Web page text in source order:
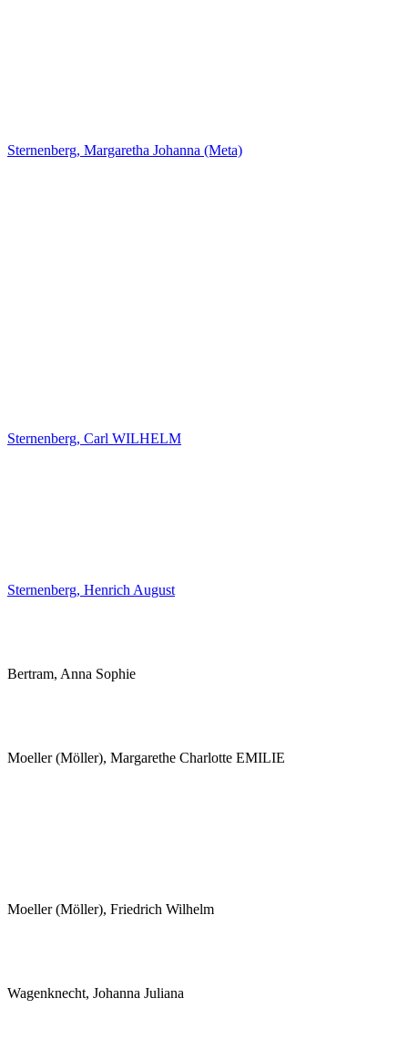
Sternenberg, Margaretha Johanna (Meta)
Sternenberg, Carl WILHELM
Sternenberg, Henrich August
Bertram, Anna Sophie
Moeller (Möller), Margarethe Charlotte EMILIE
Moeller (Möller), Friedrich Wilhelm
Wagenknecht, Johanna Juliana